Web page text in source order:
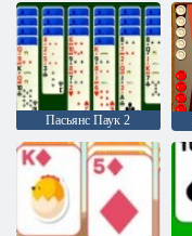
Пасьянс Паук 2